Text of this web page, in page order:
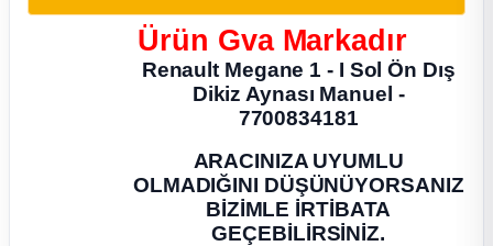
Ürün GvaMarkadır
Renault Megane 1 - I Sol Ön Dış
Dikiz Aynası Manuel -
7700834181
ARACINIZA UYUMLU
OLMADIĞINI DÜŞÜNÜYORSANIZ
BİZİMLE İRTİBATA
GEÇEBİLİRSİNİZ.